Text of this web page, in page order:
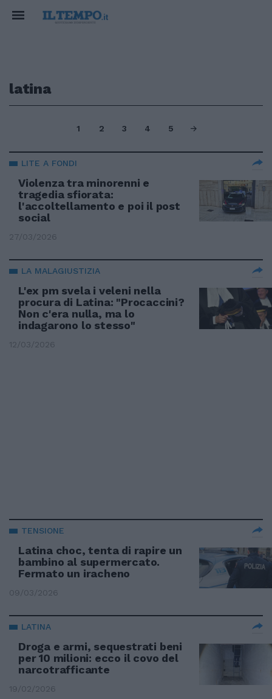
latina
1 2 3 4 5
LITE A FONDI
Violenza tra minorenni e
tragedia sfiorata:
l'accoltellamento e poi il post
social
27/03/2026
LA MALAGIUSTIZIA
L'ex pm svela i veleni nella
procura di Latina: "Procaccini?
Non c'era nulla, ma lo
indagarono lo stesso"
12/03/2026
TENSIONE
Latina choc, tenta di rapire un
bambino al supermercato.
Fermato un iracheno
09/03/2026
LATINA
Droga e armi, sequestrati beni
per 10 milioni: ecco il covo del
narcotrafficante
19/02/2026